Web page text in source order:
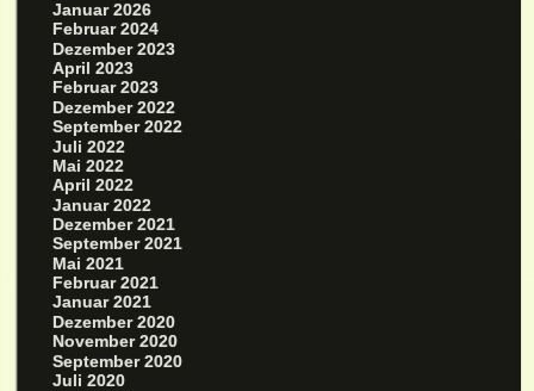
Januar 2026
Februar 2024
Dezember 2023
April 2023
Februar 2023
Dezember 2022
September 2022
Juli 2022
Mai 2022
April 2022
Januar 2022
Dezember 2021
September 2021
Mai 2021
Februar 2021
Januar 2021
Dezember 2020
November 2020
September 2020
Juli 2020